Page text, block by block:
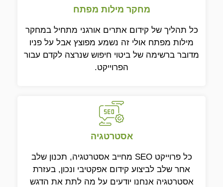
מחקר מילות מפתח
כל תהליך של קידום אתרים אורגני מתחיל במחקר
מילות מפתח אולי זה נשמע מפוצץ אבל על פניו
מדובר ברשימה של ביטוי חיפוש שנרצה לקדם עבור
הפרוייקט.
אסטרטגיה
כל פרוייקט SEO מחייב אסטרטגיה, תכנון שלב
אחר שלב לביצוע קידום אפקטיבי ונכון, בעזרת
אסטרטגיה אנחנו יודעים על מה לתת את הדגש